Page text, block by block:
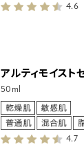
4.6
アルティモイスト
50ml
4.7